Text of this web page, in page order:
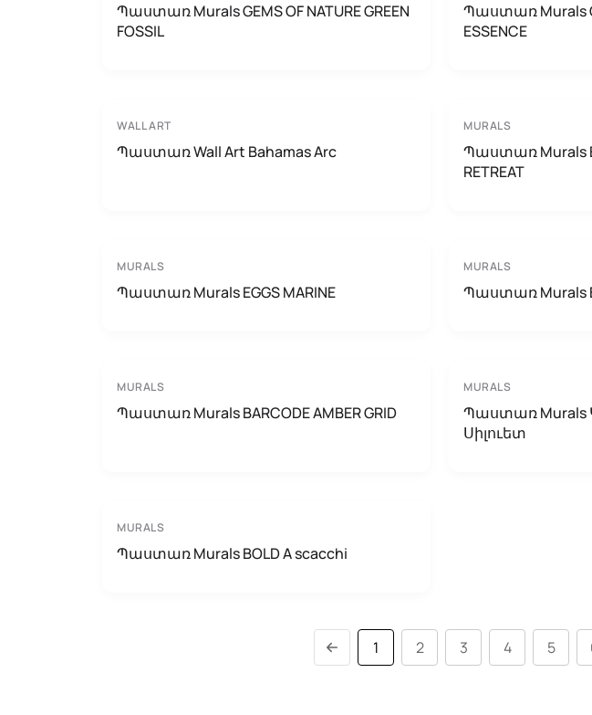
Պաստառ Murals GEMS OF NATURE GREEN
FOSSIL
Պաստառ Murals
ESSENCE
WALL ART
Պաստառ Wall Art Bahamas Arc
MURALS
Պաստառ Murals
RETREAT
MURALS
Պաստառ Murals EGGS MARINE
MURALS
Պաստառ Murals
MURALS
Պաստառ Murals BARCODE AMBER GRID
MURALS
Պաստառ Murals
Սիլուետ
MURALS
Պաստառ Murals BOLD A scacchi
1 2 3 4 5